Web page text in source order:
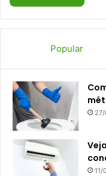
Popular
11/